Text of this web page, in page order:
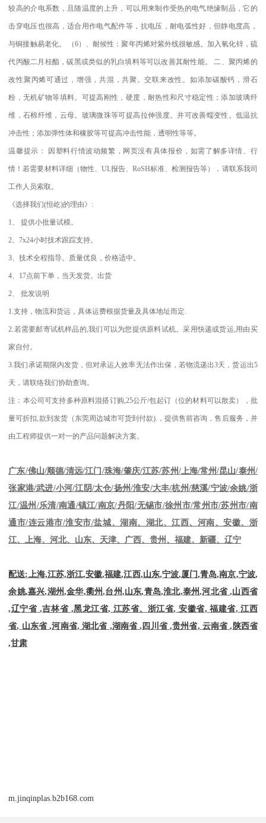
较高的介电系数，且随温度的上升，可以用来制作受热的电气绝缘制品，它的
击穿电压也很高，适合用作电气配件等，抗电压，耐电弧性好，但静电度高，
与铜接触易老化。 （6）、耐候性：聚年丙烯对紫外线很敏感。加入氧化锌，硫
代丙酸二月桂酯，碳黑或类似的乳白填料等可以改善其耐性能。 二、聚丙烯的
改性聚丙烯可通过，增强，共混，共聚。交联来改性。如添加碳酸钙，滑石
粉，无机矿物等填料。可提高刚性，硬度，耐热性和尺寸稳定性；添加玻璃纤
维，石棉纤维，云母。玻璃微珠等可提高拉伸强度。并可改善蠕变性。低温抗
冲击性；添加弹性体和橡胶等可提高冲击性能，透明性等等。
温馨提示： 因塑料行情波动频繁，网页没有具体报价，如需了解多详情、行
情！若需要材料详细（物性、 UL报告、RoSH标准、检测报告等），请联系我司
工作人员索取。
《选择我们(恒屹)的理由》 :
1 、提供小批量试模。
2 、7x24小时技术跟踪支持。
3 、技术全程指导。质量优良，价格适中。
4 17点前下单，当天发货。出货
2 、批发说明
1.支持，物流和货运，具体运费根据货量及具体地址而定
2. 若需要邮寄试机样品的 我们可以为您提供原料试机。采用快递或货运 用由买
家自付。
3.我们承诺期限内发货，但对承运人效率无法作出保，若物流递出3天，货运出5
天，请联络我们协助查询。
注：本公司可支持多种原料混搭订购 ,25公斤/包起订（位的材料可以散卖），批
量可折扣 款到发货（东莞周边城市可货到付款). ，提供售前咨询，售后服务，并
由工程师提供一对一的产品问题解决方案。
广东/佛山/顺德/清远/江门/珠海/肇庆/江苏/苏州/上海/常州/昆山/泰州/
张家港/武进/小河/江阴/太仓/扬州/淮安/大丰/杭州/慈溪/宁波/余姚/浙
江/温州/乐清/南通/镇江/南京/丹阳/无锡市/徐州市/常州市/苏州市/南
通市/连云港市/淮安市/盐城、湖南、湖北、江西、河南、安徽、浙
江、上海、河北、山东、天津、广西、贵州、福建、新疆、辽宁
配送: 上海,江苏,浙江,安徽,福建,江西,山东,宁波,厦门,青岛,南京,宁波,
余姚,嘉兴,湖州,金华,衢州,台州,山东,青岛,淮北,泰州,河北省 ,山西省
,辽宁省 ,吉林省 ,黑龙江省, 江苏省、浙江省, 安徽省, 福建省, 江西
省, 山东省 ,河南省, 湖北省 ,湖南省 ,四川省 ,贵州省, 云南省 ,陕西省
,甘肃
m.jinqinplas.b2b168.com